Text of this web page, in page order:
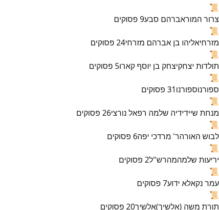
📜
צרור המוראברהם סבע9 פסוקים
📜
מזרחיאליהו בן אברהם מזרחי24 פסוקים
📜
תולדות יצחקיצחק בן יוסף קארו5 פסוקים
📜
ספורנוספורנו31 פסוקים
📜
מנחת שיידידיה שלמה רפאל נורצי26 פסוקים
📜
לבוש האורהר' מרדכי יפה6 פסוקים
📜
יריעות שלמהמהרש"ל2 פסוקים
📜
עמר נקאלא ידוע7 פסוקים
📜
תורת משה (אלשיך)אלשיך20 פסוקים